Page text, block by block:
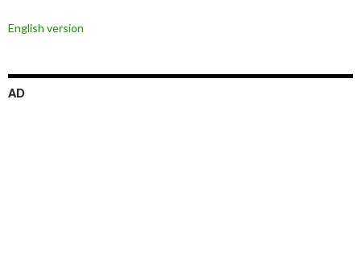
ン
English version
AD